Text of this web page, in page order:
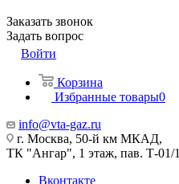
Заказать звонок
Задать вопрос
Войти
Корзина
Избранные товары0
info@vta-gaz.ru
г. Москва, 50-й км МКАД,
ТК "Ангар", 1 этаж, пав. Т-01/1
Вконтакте